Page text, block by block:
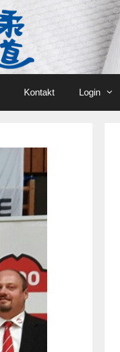
Kontakt Login